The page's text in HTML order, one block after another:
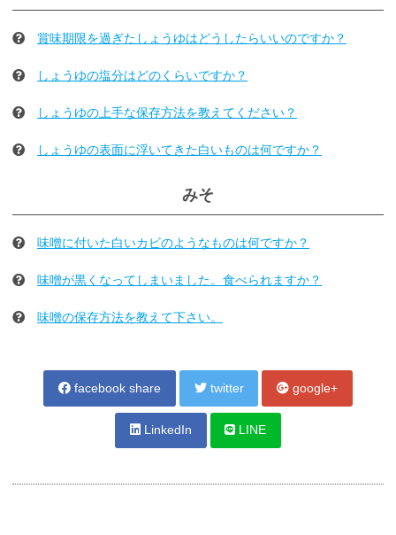
賞味期限を過ぎたしょうゆはどうしたらいいのですか？
しょうゆの塩分はどのくらいですか？
しょうゆの上手な保存方法を教えてください？
しょうゆの表面に浮いてきた白いものは何ですか？
みそ
味噌に付いた白いカビのようなものは何ですか？
味噌が黒くなってしまいました。食べられますか？
味噌の保存方法を教えて下さい。
facebook share twitter google+
LinkedIn LINE